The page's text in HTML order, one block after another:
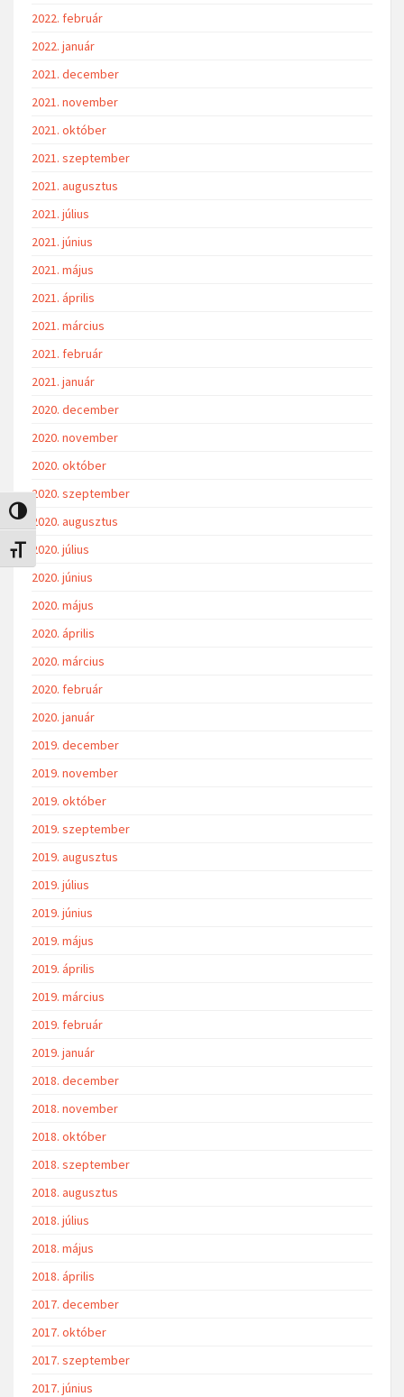
Nagy kontraszt váltása
Betűméret váltása
2022. február
2022. január
2021. december
2021. november
2021. október
2021. szeptember
2021. augusztus
2021. július
2021. június
2021. május
2021. április
2021. március
2021. február
2021. január
2020. december
2020. november
2020. október
2020. szeptember
2020. augusztus
2020. július
2020. június
2020. május
2020. április
2020. március
2020. február
2020. január
2019. december
2019. november
2019. október
2019. szeptember
2019. augusztus
2019. július
2019. június
2019. május
2019. április
2019. március
2019. február
2019. január
2018. december
2018. november
2018. október
2018. szeptember
2018. augusztus
2018. július
2018. május
2018. április
2017. december
2017. október
2017. szeptember
2017. június